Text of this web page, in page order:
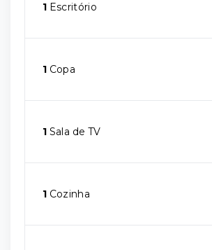
1 Escritório
1 Copa
1 Sala de TV
1 Cozinha